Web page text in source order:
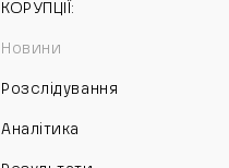
КОРУПЦІЇ:
Новини
Розслідування
Аналітика